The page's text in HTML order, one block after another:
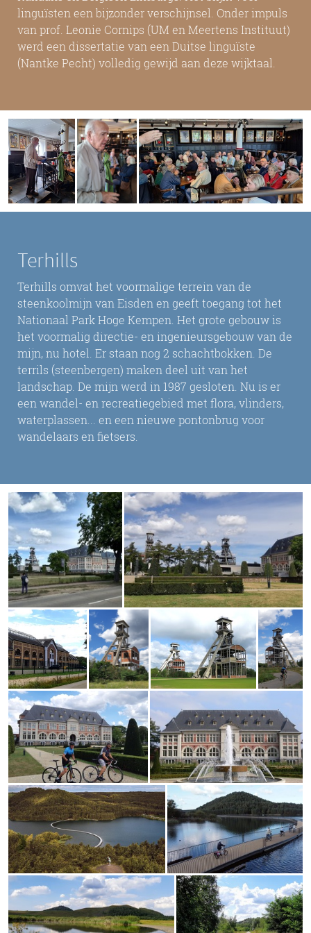
linguïsten een bijzonder verschijnsel. Onder impuls
van prof. Leonie Cornips (UM en Meertens Instituut)
werd een dissertatie van een Duitse linguïste
(Nantke Pecht) volledig gewijd aan deze wijktaal.
Terhills
Terhills omvat het voormalige terrein van de
steenkoolmijn van Eisden en geeft toegang tot het
Nationaal Park Hoge Kempen. Het grote gebouw is
het voormalig directie- en ingenieursgebouw van de
mijn, nu hotel. Er staan nog 2 schachtbokken. De
terrils (steenbergen) maken deel uit van het
landschap. De mijn werd in 1987 gesloten. Nu is er
een wandel- en recreatiegebied met flora, vlinders,
waterplassen... en een nieuwe pontonbrug voor
wandelaars en fietsers.